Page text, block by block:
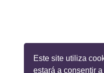
Este site utiliza
estará a consentir